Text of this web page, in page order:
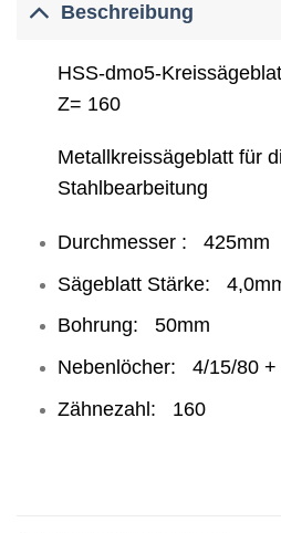
Beschreibung
HSS-dmo5-
Z= 160
Metallkreissägeblatt für
Stahlbearbeitung
Durchmesser : 425mm
Sägeblatt Stärke:
Bohrung: 50mm
Nebenlöcher: 4/15/80 +
Zähnezahl: 160